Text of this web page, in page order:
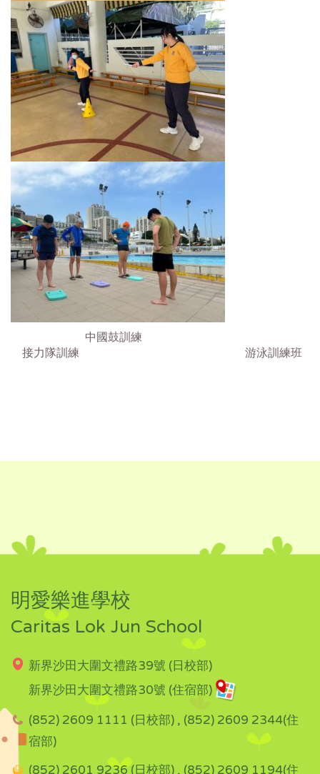
中國鼓訓練
接力隊訓練 游泳訓練班
明愛樂進學校
Caritas Lok Jun School
新界沙田大圍文禮路39號 (日校部)
新界沙田大圍文禮路30號 (住宿部)
(852) 2609 1111 (日校部) , (852) 2609 2344(住
宿部)
(852) 2601 9236 (日校部) , (852) 2609 1194(住